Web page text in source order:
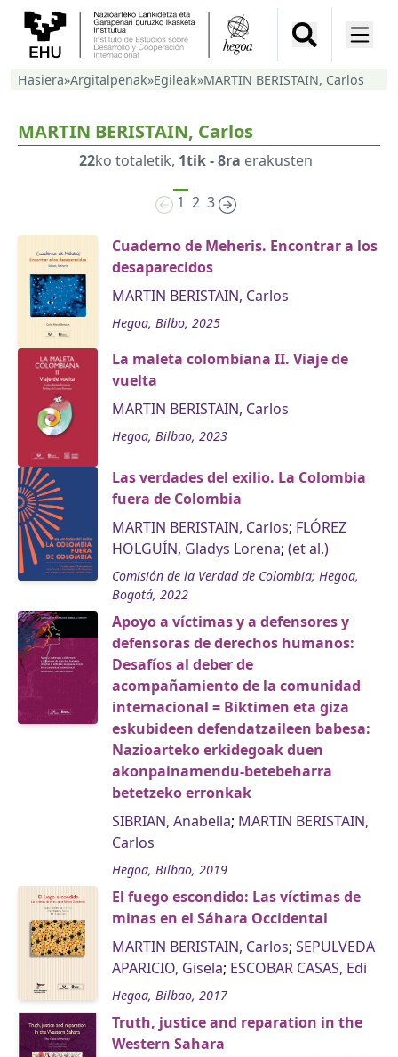
Hasiera»Argitalpenak»Egileak»MARTIN BERISTAIN, Carlos
MARTIN BERISTAIN, Carlos
22ko totaletik, 1tik - 8ra erakusten
1 2 3
Cuaderno de Meheris. Encontrar a los
desaparecidos
MARTIN BERISTAIN, Carlos
Hegoa, Bilbo, 2025
La maleta colombiana II. Viaje de
vuelta
MARTIN BERISTAIN, Carlos
Hegoa, Bilbao, 2023
Las verdades del exilio. La Colombia
fuera de Colombia
MARTIN BERISTAIN, Carlos; FLÓREZ
HOLGUÍN, Gladys Lorena; (et al.)
Comisión de la Verdad de Colombia; Hegoa,
Bogotá, 2022
Apoyo a víctimas y a defensores y
defensoras de derechos humanos:
Desafíos al deber de
acompañamiento de la comunidad
internacional = Biktimen eta giza
eskubideen defendatzaileen babesa:
Nazioarteko erkidegoak duen
akonpainamendu-betebeharra
betetzeko erronkak
SIBRIAN, Anabella; MARTIN BERISTAIN,
Carlos
Hegoa, Bilbao, 2019
El fuego escondido: Las víctimas de
minas en el Sáhara Occidental
MARTIN BERISTAIN, Carlos; SEPULVEDA
APARICIO, Gisela; ESCOBAR CASAS, Edi
Hegoa, Bilbao, 2017
Truth, justice and reparation in the
Western Sahara